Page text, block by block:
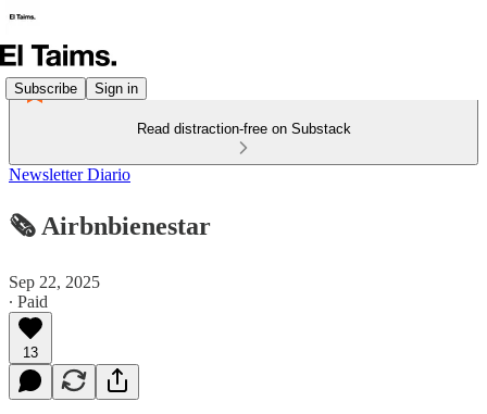
Subscribe Sign in
Read distraction-free on Substack
Newsletter Diario
🗞️ Airbnbienestar
Sep 22, 2025
∙ Paid
13